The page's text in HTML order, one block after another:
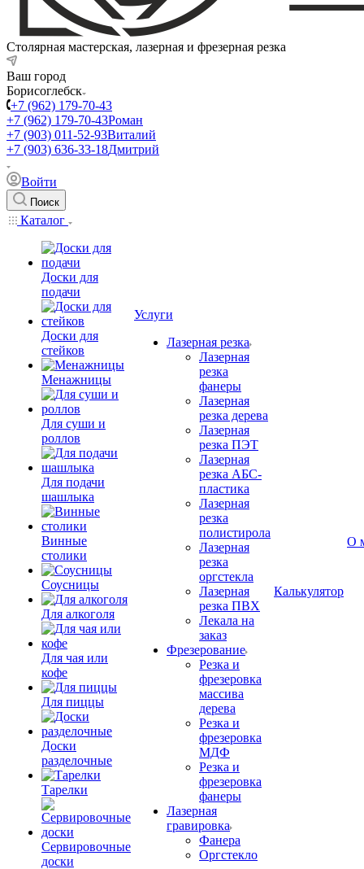
Столярная мастерская, лазерная и фрезерная резка
Ваш город
Борисоглебск
+7 (962) 179-70-43
+7 (962) 179-70-43Роман
+7 (903) 011-52-93Виталий
+7 (903) 636-33-18Дмитрий
Войти
Поиск
Каталог
Доски для
подачи
Доски для
стейков
Менажницы
Для суши и
роллов
Для подачи
шашлыка
Винные
столики
Соусницы
Для алкоголя
Для чая или
кофе
Для пиццы
Доски
разделочные
Тарелки
Сервировочные
доски
Услуги
Лазерная резка
Лазерная
резка
фанеры
Лазерная
резка дерева
Лазерная
резка ПЭТ
Лазерная
резка АБС-
пластика
Лазерная
резка
полистирола
Лазерная
резка
оргстекла
Лазерная
резка ПВХ
Лекала на
заказ
Фрезерование
Резка и
фрезеровка
массива
дерева
Резка и
фрезеровка
МДФ
Резка и
фрезеровка
фанеры
Лазерная
гравировка
Фанера
Орг­стек­ло
Калькулятор
О